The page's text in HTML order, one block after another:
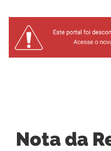
Nota da